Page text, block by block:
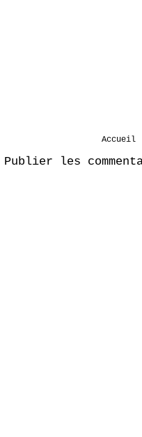
Accueil
Publier les